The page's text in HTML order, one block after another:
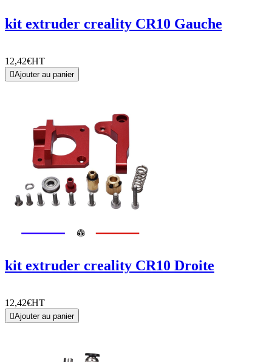
kit extruder creality CR10 Gauche
12,42€HT
Ajouter au panier
kit extruder creality CR10 Droite
12,42€HT
Ajouter au panier